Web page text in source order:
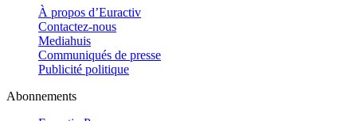
À propos d’Euractiv
Contactez-nous
Mediahuis
Communiqués de presse
Publicité politique
Abonnements